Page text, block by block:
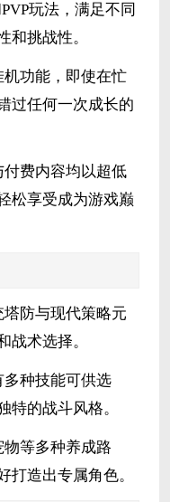
玩法，满足不同
和挑战性。
功能，即使在忙
过任何一次成长的
费内容均以超低
松享受成为游戏巅
防与现代策略元
战术选择。
种技能可供选
特的战斗风格。
等多种养成路
打造出专属角色。